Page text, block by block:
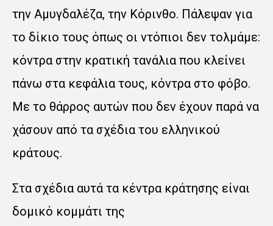
την Αμυγδαλέζα, την Κόρινθο. Πάλεψαν για
το δίκιο τους όπως οι ντόπιοι δεν τολμάμε:
κόντρα στην κρατική τανάλια που κλείνει
πάνω στα κεφάλια τους, κόντρα στο φόβο.
Με το θάρρος αυτών που δεν έχουν παρά να
χάσουν από τα σχέδια του ελληνικού
κράτους.
Στα σχέδια αυτά τα κέντρα κράτησης είναι
δομικό κομμάτι της